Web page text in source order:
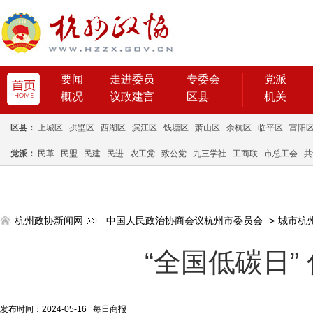
要闻 走进委员
专委会
概况
议政建言 区县
党派
机关
区县： 上城区 拱墅区 西湖区 滨江区 钱塘区 萧山区 余杭区 临平区 富阳
党派： 民革 民盟 民建 民进 农工党 致公党 九三学社 工商联 市总工会
杭州政协新闻网 中国人民政治协商会议杭州市委员会 > 城市杭
“全国低碳日
发布时间：2024-05-16 每日商报